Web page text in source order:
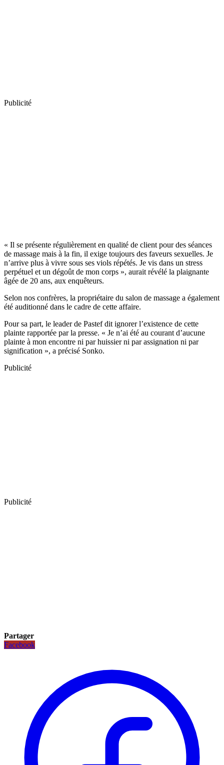
Publicité
« Il se présente régulièrement en qualité de client pour des séances
de massage mais à la fin, il exige toujours des faveurs sexuelles. Je
n’arrive plus à vivre sous ses viols répétés. Je vis dans un stress
perpétuel et un dégoût de mon corps », aurait révélé la plaignante
âgée de 20 ans, aux enquêteurs.
Selon nos confrères, la propriétaire du salon de massage a également
été auditionné dans le cadre de cette affaire.
Pour sa part, le leader de Pastef dit ignorer l’existence de cette
plainte rapportée par la presse. « Je n’ai été au courant d’aucune
plainte à mon encontre ni par huissier ni par assignation ni par
signification », a précisé Sonko.
Publicité
Publicité
Partager
Facebook